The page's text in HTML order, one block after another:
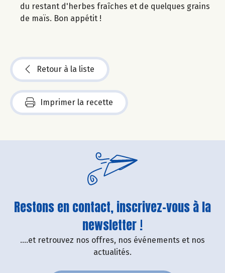
du restant d'herbes fraîches et de quelques grains
de maïs. Bon appétit !
Retour à la liste
Imprimer la recette
Restons en contact, inscrivez-vous à la
newsletter !
....et retrouvez nos offres, nos événements et nos
actualités.